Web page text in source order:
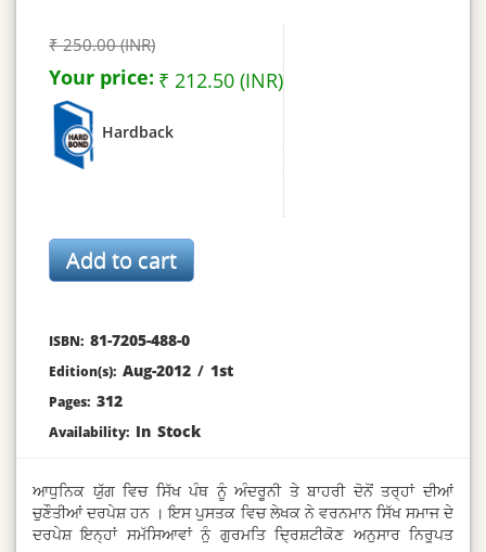
₹ 250.00 (INR)
Your price: ₹ 212.50 (INR)
Hardback
ISBN: 81-7205-488-0
Edition(s): Aug-2012 / 1st
Pages: 312
Availability: In Stock
ਆਧੁਨਿਕ ਯੁੱਗ ਵਿਚ ਸਿੱਖ ਪੰਥ ਨੂੰ ਅੰਦਰੂਨੀ ਤੇ ਬਾਹਰੀ ਦੋਨੋਂ ਤਰ੍ਹਾਂ ਦੀਆਂ
ਚੁਣੌਤੀਆਂ ਦਰਪੇਸ਼ ਹਨ । ਇਸ ਪੁਸਤਕ ਵਿਚ ਲੇਖਕ ਨੇ ਵਰਨਮਾਨ ਸਿੱਖ ਸਮਾਜ ਦੇ
ਦਰਪੇਸ਼ ਇਨ੍ਹਾਂ ਸਮੱਸਿਆਵਾਂ ਨੂੰ ਗੁਰਮਤਿ ਦ੍ਰਿਸ਼ਟੀਕੋਣ ਅਨੁਸਾਰ ਨਿਰੂਪਤ